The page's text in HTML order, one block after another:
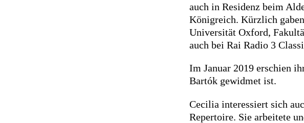
auch in Residenz beim
Königreich. Kürzlich
Universität Oxford,
auch bei Rai Radio 3
Im Januar 2019 erschien
Bartók gewidmet ist.
Cecilia interessiert sich
Repertoire. Sie arbeitete